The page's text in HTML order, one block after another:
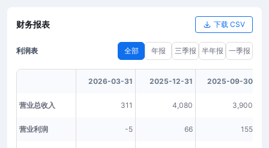
财务报表 下载 CSV
利润表 全部 年报 三季报 半年报 一季报
2026-03-31 2025-12-31 2025-09-30
营业总收入 311 4,080 3,900
营业利润 -5 66 155